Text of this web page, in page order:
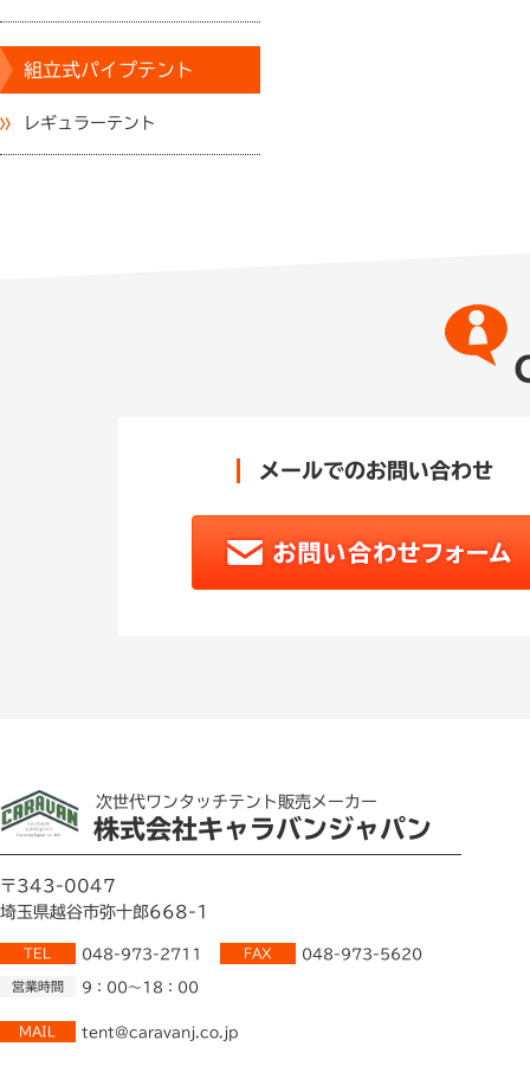
組立式パイプテント
レギュラーテント
メールでのお問い合わせ
次世代ワンタッチテント販売メーカー
株式会社キャラバンジャパン
〒343-0047
埼玉県越谷市弥十郎668-1
TEL 048-973-2711 FAX 048-973-5620
営業時間 9：00～18：00
MAIL tent@caravanj.co.jp